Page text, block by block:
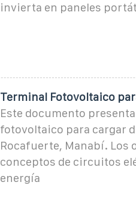
invierta en paneles
Terminal Fotovoltaico
Este documento
fotovoltaico para cargar
Rocafuerte, Manabí. Los
conceptos de circuitos
energía